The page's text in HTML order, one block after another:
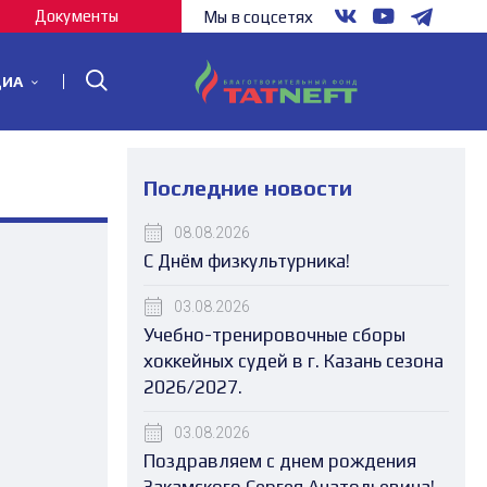
Документы Мы в соцсетях
Последние новости
08.08.2026
С Днём физкультурника!
03.08.2026
Учебно-тренировочные сборы
хоккейных судей в г. Казань сезона
2026/2027.
03.08.2026
Поздравляем с днем рождения